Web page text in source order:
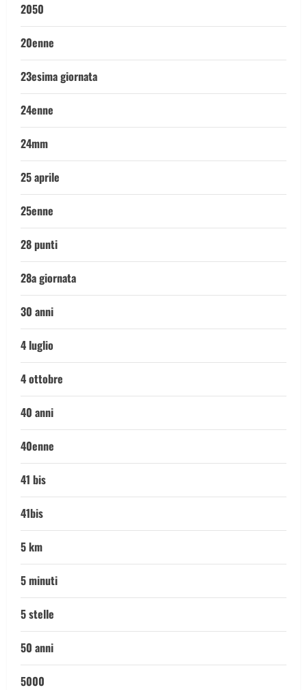
2050
20enne
23esima giornata
24enne
24mm
25 aprile
25enne
28 punti
28a giornata
30 anni
4 luglio
4 ottobre
40 anni
40enne
41 bis
41bis
5 km
5 minuti
5 stelle
50 anni
5000